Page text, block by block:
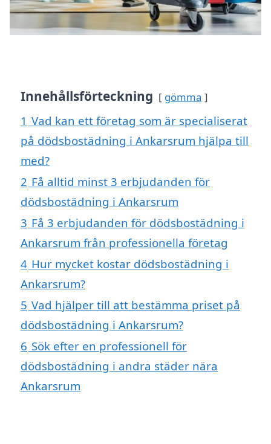
Innehållsförteckning gömma
1 Vad kan ett företag som är specialiserat
på dödsbostädning i Ankarsrum hjälpa till
med?
2 Få alltid minst 3 erbjudanden för
dödsbostädning i Ankarsrum
3 Få 3 erbjudanden för dödsbostädning i
Ankarsrum från professionella företag
4 Hur mycket kostar dödsbostädning i
Ankarsrum?
5 Vad hjälper till att bestämma priset på
dödsbostädning i Ankarsrum?
6 Sök efter en professionell för
dödsbostädning i andra städer nära
Ankarsrum